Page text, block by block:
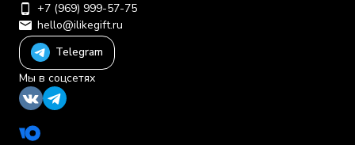
+7 (969) 999-57-75
hello@ilikegift.ru
Telegram
Мы в соцсетях